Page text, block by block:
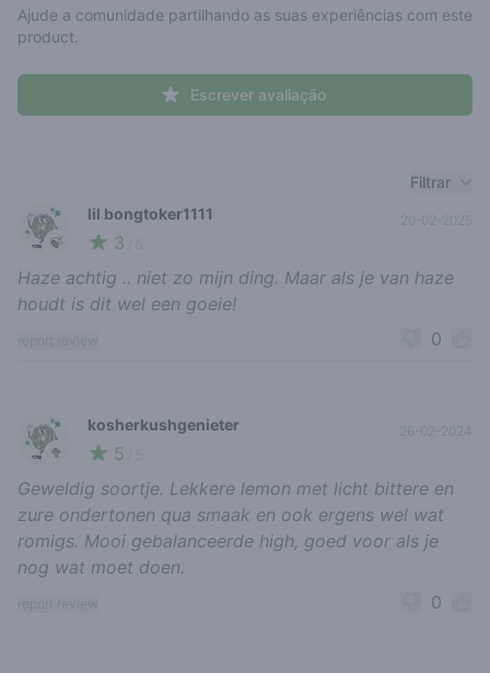
Ajude a comunidade partilhando as suas experiências com este
product.
Escrever avaliação
Filtrar
🍃
lil bongtoker1111
3
Haze achtig .. niet zo mijn ding. Maar als je van haze
houdt is dit wel een goeie!
0
🥦
kosherkushgenieter
5
Geweldig soortje. Lekkere lemon met licht bittere en
zure ondertonen qua smaak en ook ergens wel wat
romigs. Mooi gebalanceerde high, goed voor als je
nog wat moet doen.
0